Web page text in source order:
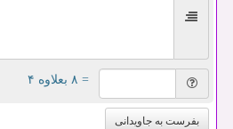
= ۸ بعلاوه ۴
بفرست به جاویدانی